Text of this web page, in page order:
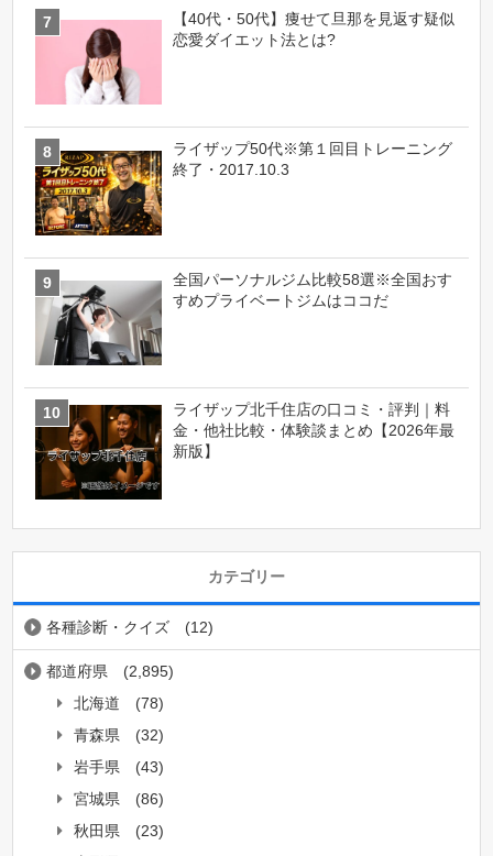
【40代・50代】痩せて旦那を見返す疑似
恋愛ダイエット法とは?
ライザップ50代※第１回目トレーニング
終了・2017.10.3
全国パーソナルジム比較58選※全国おす
すめプライベートジムはココだ
ライザップ北千住店の口コミ・評判｜料
金・他社比較・体験談まとめ【2026年最
新版】
カテゴリー
各種診断・クイズ (12)
都道府県
(2,895)
北海道
(78)
青森県
(32)
岩手県
(43)
宮城県
(86)
秋田県
(23)